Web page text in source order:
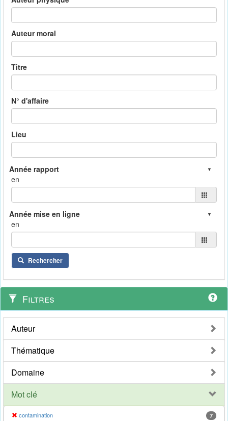
Auteur moral
Titre
N° d'affaire
Lieu
en
en
Rechercher
Filtres
Auteur
Thématique
Domaine
Mot clé
contamination 7